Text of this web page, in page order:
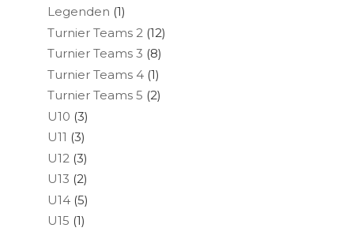
Legenden (1)
Turnier Teams 2 (12)
Turnier Teams 3 (8)
Turnier Teams 4(1)
Turnier Teams 5 (2)
U10 (3)
U11 (3)
U12 (3)
U13 (2)
U14(5)
U15 (1)